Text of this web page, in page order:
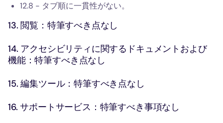
12.8 - タブ順に一貫性がない。
13. 閲覧：特筆すべき点なし
14. アクセシビリティに関するドキュメントおよび
機能：特筆すべき点なし
15. 編集ツール：特筆すべき点なし
16. サポートサービス：特筆すべき事項なし